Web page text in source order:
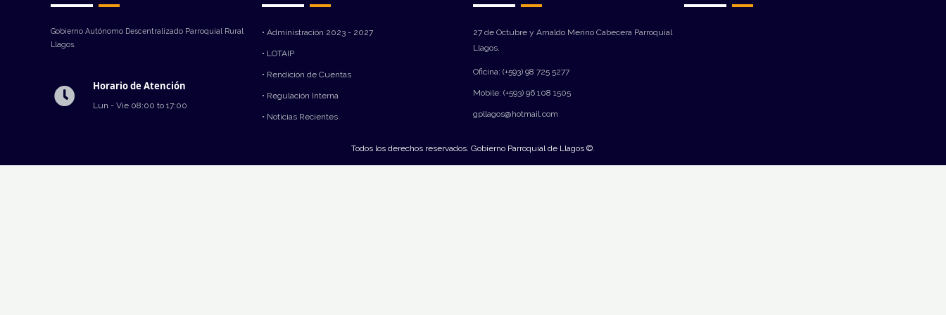
Gobierno Autónomo Descentralizado Parroquial Rural
Llagos.
Horario de Atención
Lun - Vie 08:00 to 17:00
• Administración 2023 - 2027
• LOTAIP
• Rendición de Cuentas
• Regulación Interna
• Noticias Recientes
27 de Octubre y Arnaldo Merino Cabecera Parroquial
Llagos.
Oficina: (+593) 98 725 5277
Mobile: (+593) 96 108 1505
gpllagos@hotmail.com
Todos los derechos reservados. Gobierno Parroquial de Llagos ©.